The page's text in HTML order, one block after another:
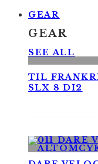
GEAR
GEAR
SEE ALL
TIL
SLX 8 DI2